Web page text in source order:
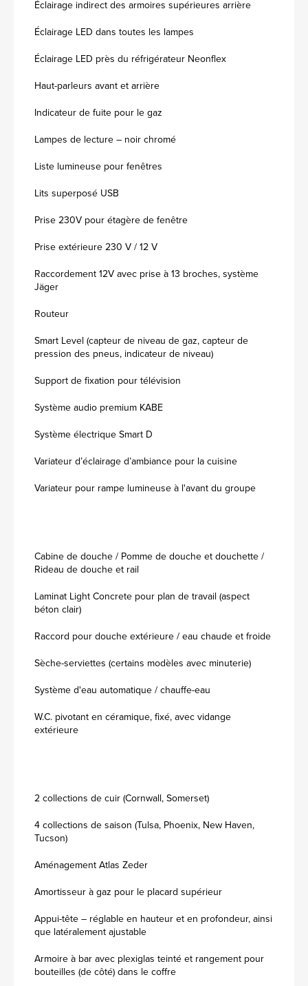
Éclairage indirect des armoires supérieures arrière
Éclairage LED dans toutes les lampes
Éclairage LED près du réfrigérateur Neonflex
Haut-parleurs avant et arrière
Indicateur de fuite pour le gaz
Lampes de lecture – noir chromé
Liste lumineuse pour fenêtres
Lits superposé USB
Prise 230V pour étagère de fenêtre
Prise extérieure 230 V / 12 V
Raccordement 12V avec prise à 13 broches, système
Jäger
Routeur
Smart Level (capteur de niveau de gaz, capteur de
pression des pneus, indicateur de niveau)
Support de fixation pour télévision
Système audio premium KABE
Système électrique Smart D
Variateur d’éclairage d’ambiance pour la cuisine
Variateur pour rampe lumineuse à l'avant du groupe
Cabine de douche / Pomme de douche et douchette /
Rideau de douche et rail
Laminat Light Concrete pour plan de travail (aspect
béton clair)
Raccord pour douche extérieure / eau chaude et froide
Sèche-serviettes (certains modèles avec minuterie)
Système d'eau automatique / chauffe-eau
W.C. pivotant en céramique, fixé, avec vidange
extérieure
2 collections de cuir (Cornwall, Somerset)
4 collections de saison (Tulsa, Phoenix, New Haven,
Tucson)
Aménagement Atlas Zeder
Amortisseur à gaz pour le placard supérieur
Appui-tête – réglable en hauteur et en profondeur, ainsi
que latéralement ajustable
Armoire à bar avec plexiglas teinté et rangement pour
bouteilles (de côté) dans le coffre